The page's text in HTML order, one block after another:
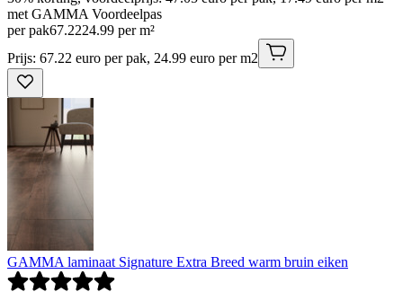
met GAMMA Voordeelpas
per pak67.2224.99 per m²
Prijs: 67.22 euro per pak, 24.99 euro per m2
GAMMA laminaat Signature Extra Breed warm bruin eiken